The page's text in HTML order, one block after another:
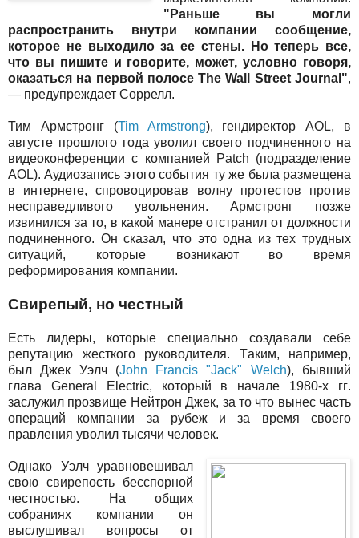
"Раньше вы могли
распространить внутри компании сообщение,
которое не выходило за ее стены. Но теперь все,
что вы пишите и говорите, может, условно говоря,
оказаться на первой полосе The Wall Street Journal",
— предупреждает Соррелл.
Тим Армстронг (Tim Armstrong), гендиректор AOL, в
августе прошлого года уволил своего подчиненного на
видеоконференции с компанией Patch (подразделение
AOL). Аудиозапись этого события ту же была размещена
в интернете, спровоцировав волну протестов против
несправедливого увольнения. Армстронг позже
извинился за то, в какой манере отстранил от должности
подчиненного. Он сказал, что это одна из тех трудных
ситуаций, которые возникают во время
реформирования компании.
Свирепый, но честный
Есть лидеры, которые специально создавали себе
репутацию жесткого руководителя. Таким, например,
был Джек Уэлч (John Francis "Jack" Welch), бывший
глава General Electric, который в начале 1980-х гг.
заслужил прозвище Нейтрон Джек, за то что вынес часть
операций компании за рубеж и за время своего
правления уволил тысячи человек.
Однако Уэлч уравновешивал
свою свирепость бесспорной
честностью. На общих
собраниях компании он
выслушивал вопросы от